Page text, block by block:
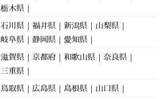
栃木県
石川県 福井県 新潟県
山梨県
岐阜県 静岡県 愛知県
滋賀県 京都府 和歌山県
奈良県
三重県
鳥取県 広島県 島根県 山口県